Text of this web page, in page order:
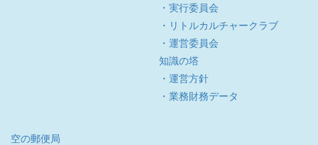
・実行委員会
・リトルカルチャークラブ
・運営委員会
知識の塔
・運営方針
・業務財務データ
空の郵便局